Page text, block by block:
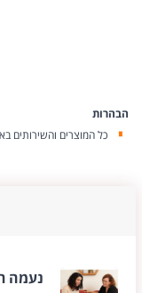
הבהרות
כל המוצרים והשירותים
נעמה